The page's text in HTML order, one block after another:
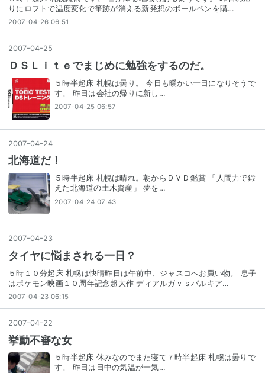
りにロフトで温度変化で筆跡が消える新発想のボールペンを購…
2007-04-26 06:51
2007-04-25
ＤＳＬｉｔｅでまじめに勉強をするのだ。
５時半起床 札幌は曇り。 今日も暖かい一日になりそうで
す。 昨日は会社の帰りに新し…
2007-04-25 06:57
2007-04-24
北海道だ！
５時半起床 札幌は晴れ。朝からＤＶＤ鑑賞 「人間力で鍛
えた北海道の土木資産」 夢を…
2007-04-24 07:43
2007-04-23
タイヤに悩まされる一日？
５時１０分起床 札幌は快晴昨日は午前中、ジャスコへお買い物。 息子
はポケモン映画１０周年記念超大作 ディアルガｖｓパルキア…
2007-04-23 06:15
2007-04-22
挙動不審な女
５時半起床 休みなのでまた寝て７時半起床 札幌は曇りで
す。 昨日は日中の気温が一気…